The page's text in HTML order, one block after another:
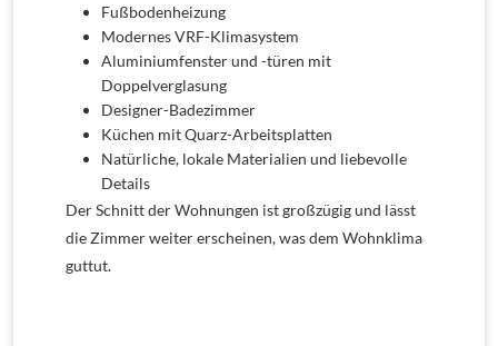
Fußbodenheizung
Modernes VRF-Klimasystem
Aluminiumfenster und -türen mit
Doppelverglasung
Designer-Badezimmer
Küchen mit Quarz-Arbeitsplatten
Natürliche, lokale Materialien und liebevolle
Details
Der Schnitt der Wohnungen ist großzügig und lässt
die Zimmer weiter erscheinen, was dem Wohnklima
guttut.